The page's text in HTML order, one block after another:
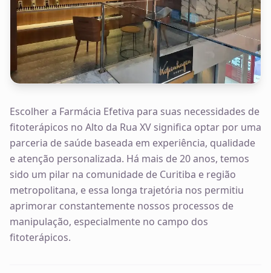
Escolher a Farmácia Efetiva para suas necessidades de
fitoterápicos no Alto da Rua XV significa optar por uma
parceria de saúde baseada em experiência, qualidade
e atenção personalizada. Há mais de 20 anos, temos
sido um pilar na comunidade de Curitiba e região
metropolitana, e essa longa trajetória nos permitiu
aprimorar constantemente nossos processos de
manipulação, especialmente no campo dos
fitoterápicos.